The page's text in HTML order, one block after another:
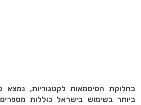
בחלוקת הסיסמאות לקטגוריות, נמצא
ביותר בשימוש בישראל כוללות